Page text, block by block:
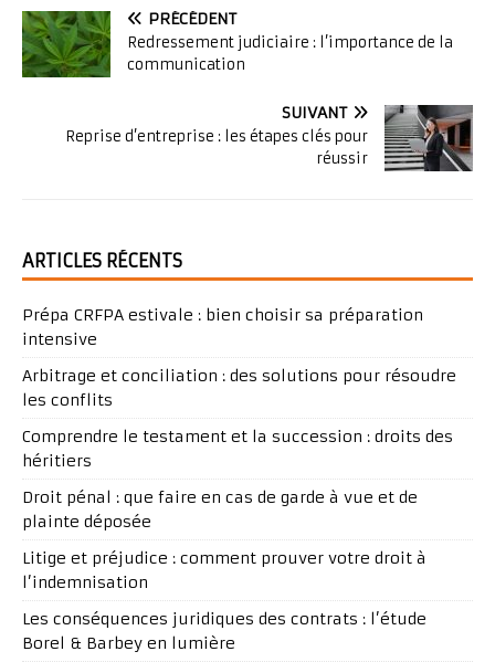
PRÉCÉDENT
Redressement judiciaire : l’importance de la
communication
SUIVANT
Reprise d’entreprise : les étapes clés pour
réussir
ARTICLES RÉCENTS
Prépa CRFPA estivale : bien choisir sa préparation
intensive
Arbitrage et conciliation : des solutions pour résoudre
les conflits
Comprendre le testament et la succession : droits des
héritiers
Droit pénal : que faire en cas de garde à vue et de
plainte déposée
Litige et préjudice : comment prouver votre droit à
l’indemnisation
Les conséquences juridiques des contrats : l’étude
Borel & Barbey en lumière